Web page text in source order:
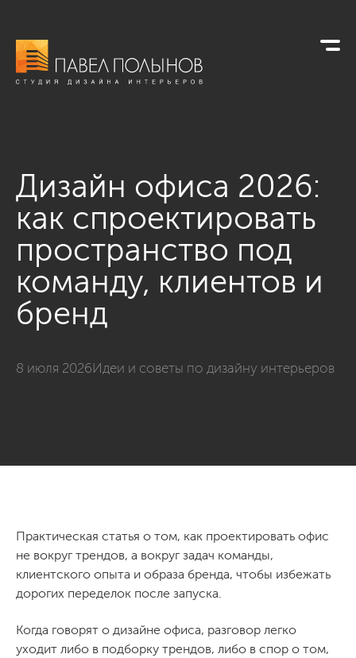
Дизайн офиса 2026:
как спроектировать
пространство под
команду, клиентов и
бренд
8 июля 2026Идеи и советы по дизайну интерьеров
Практическая статья о том, как проектировать офис
не вокруг трендов, а вокруг задач команды,
клиентского опыта и образа бренда, чтобы избежать
дорогих переделок после запуска.
Когда говорят о дизайне офиса, разговор легко
уходит либо в подборку трендов, либо в спор о том,